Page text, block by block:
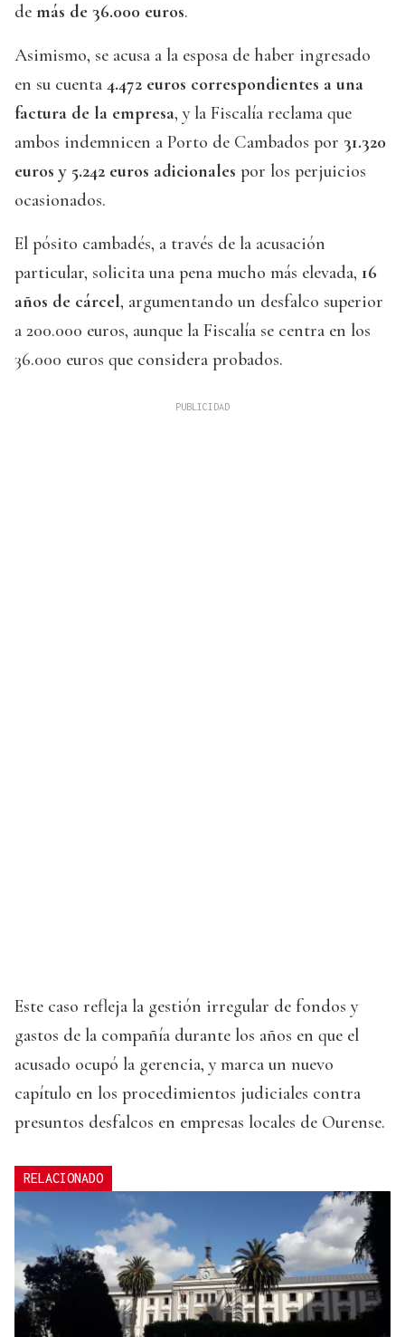
de más de 36.000 euros.
Asimismo, se acusa a la esposa de haber ingresado
en su cuenta 4.472 euros correspondientes a una
factura de la empresa, y la Fiscalía reclama que
ambos indemnicen a Porto de Cambados por 31.320
euros y 5.242 euros adicionales por los perjuicios
ocasionados.
El pósito cambadés, a través de la acusación
particular, solicita una pena mucho más elevada, 16
años de cárcel, argumentando un desfalco superior
a 200.000 euros, aunque la Fiscalía se centra en los
36.000 euros que considera probados.
Este caso refleja la gestión irregular de fondos y
gastos de la compañía durante los años en que el
acusado ocupó la gerencia, y marca un nuevo
capítulo en los procedimientos judiciales contra
presuntos desfalcos en empresas locales de Ourense.
RELACIONADO